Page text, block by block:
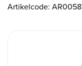
Artikelcode: